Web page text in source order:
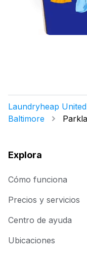
Laundryheap
Baltimore
Explora
Cómo funciona
Precios y servicios
Centro de ayuda
Ubicaciones